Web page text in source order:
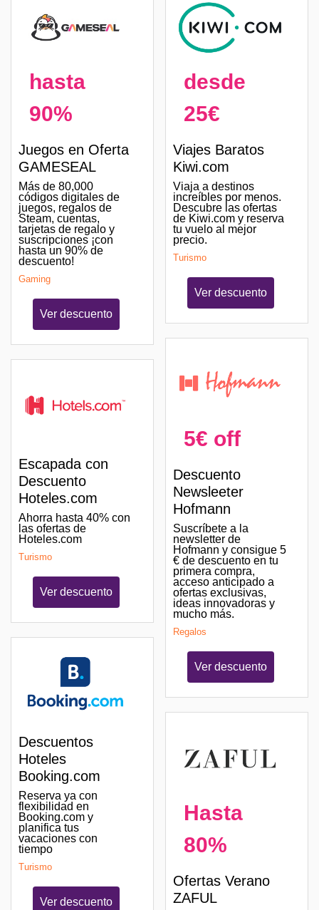
hasta
90%
Juegos en Oferta
GAMESEAL
Más de 80,000
códigos digitales de
juegos, regalos de
Steam, cuentas,
tarjetas de regalo y
suscripciones ¡con
hasta un 90% de
descuento!
Gaming
Ver descuento
Escapada con
Descuento
Hoteles.com
Ahorra hasta 40% con
las ofertas de
Hoteles.com
Turismo
Ver descuento
Descuentos
Hoteles
Booking.com
Reserva ya con
flexibilidad en
Booking.com y
planifica tus
vacaciones con
tiempo
Turismo
Ver descuento
desde
25€
Viajes Baratos
Kiwi.com
Viaja a destinos
increíbles por menos.
Descubre las ofertas
de Kiwi.com y reserva
tu vuelo al mejor
precio.
Turismo
Ver descuento
5€ off
Descuento
Newsleeter
Hofmann
Suscríbete a la
newsletter de
Hofmann y consigue 5
€ de descuento en tu
primera compra,
acceso anticipado a
ofertas exclusivas,
ideas innovadoras y
mucho más.
Regalos
Ver descuento
Hasta
80%
Ofertas Verano
ZAFUL